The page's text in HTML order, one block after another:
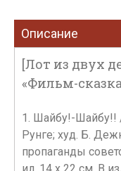
Описание
[Лот из двух
«Фильм-
1. Шайбу!-Шайбу!!
Рунге; худ. Б.
пропаганды